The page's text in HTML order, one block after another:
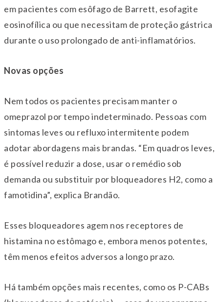
em pacientes com esôfago de Barrett, esofagite
eosinofílica ou que necessitam de proteção gástrica
durante o uso prolongado de anti-inflamatórios.
Novas opções
Nem todos os pacientes precisam manter o
omeprazol por tempo indeterminado. Pessoas com
sintomas leves ou refluxo intermitente podem
adotar abordagens mais brandas. “Em quadros leves,
é possível reduzir a dose, usar o remédio sob
demanda ou substituir por bloqueadores H2, como a
famotidina”, explica Brandão.
Esses bloqueadores agem nos receptores de
histamina no estômago e, embora menos potentes,
têm menos efeitos adversos a longo prazo.
Há também opções mais recentes, como os P-CABs